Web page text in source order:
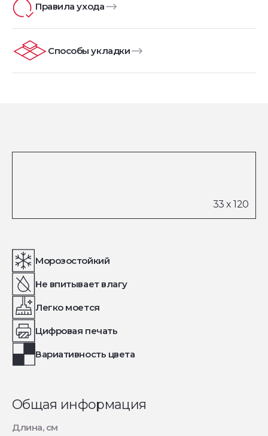
Правила ухода
Способы укладки
Морозостойкий
Не впитывает влагу
Легко моется
Цифровая печать
Вариативность цвета
Общая информация
Длина, см